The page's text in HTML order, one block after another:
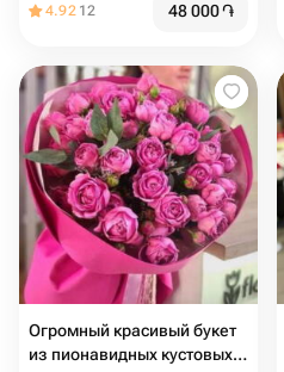
4.92 12 48 000֏
Огромный красивый букет
из пионавидных кустовых